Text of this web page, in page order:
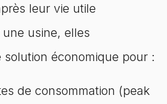
leur vie utile
usine, elles
économique pour :
de consommation (peak